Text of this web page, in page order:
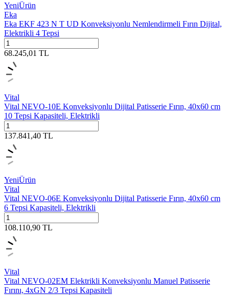
YeniÜrün
Eka
Eka EKF 423 N T UD Konveksiyonlu Nemlendirmeli Fırın Dijital,
Elektrikli 4 Tepsi
68.245,01 TL
Vital
Vital NEVO-10E Konveksiyonlu Dijital Patisserie Fırın, 40x60 cm
10 Tepsi Kapasiteli, Elektrikli
137.841,40 TL
YeniÜrün
Vital
Vital NEVO-06E Konveksiyonlu Dijital Patisserie Fırın, 40x60 cm
6 Tepsi Kapasiteli, Elektrikli
108.110,90 TL
Vital
Vital NEVO-02EM Elektrikli Konveksiyonlu Manuel Patisserie
Fırını, 4xGN 2/3 Tepsi Kapasiteli